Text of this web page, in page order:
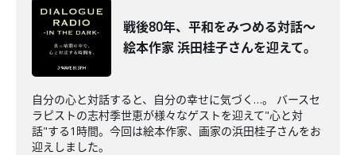
戦後80年、平和をみつめる対話～
絵本作家 浜田桂子さんを迎えて。
自分の心と対話すると、自分の幸せに気づく…。 バースセ
ラピストの志村季世恵が様々なゲストを迎えて"心と対
話"する1時間。今回は絵本作家、画家の浜田桂子さんをお
迎えしました。